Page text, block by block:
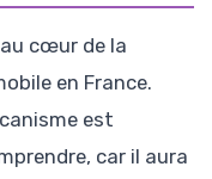
cœur de la
en France.
est
car il aura